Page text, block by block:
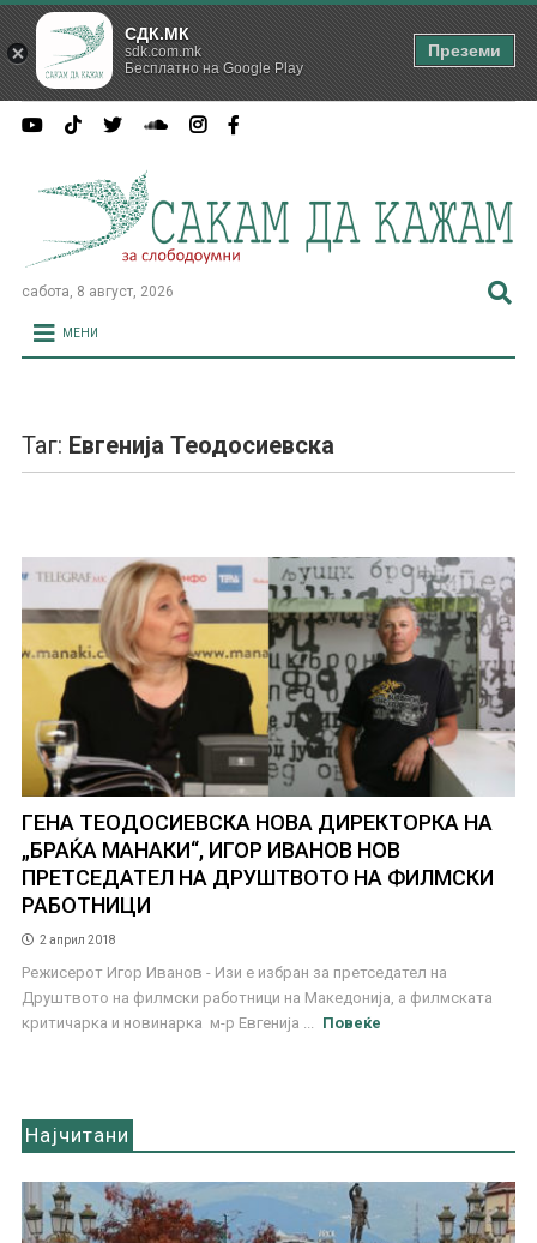
сабота, 8 август, 2026
МЕНИ
Таг: Евгенија Теодосиевска
ГЕНА ТЕОДОСИЕВСКА НОВА ДИРЕКТОРКА НА
„БРАЌА МАНАКИ“, ИГОР ИВАНОВ НОВ
ПРЕТСЕДАТЕЛ НА ДРУШТВОТО НА ФИЛМСКИ
РАБОТНИЦИ
2 април 2018
Режисерот Игор Иванов - Изи е избран за претседател на
Друштвото на филмски работници на Македонија, а филмската
критичарка и новинарка м-р Евгенија ...
Повеќе
Најчитани
СДК.МК
sdk.com.mk
Бесплатно на Google Play
Преземи